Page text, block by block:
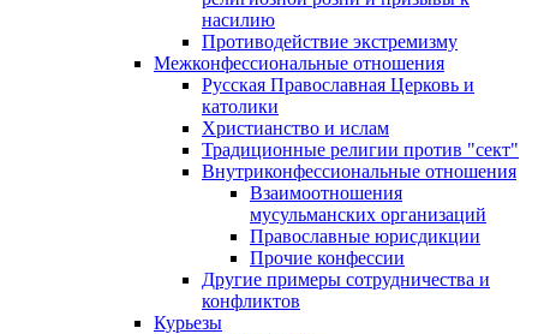
насилию
Противодействие экстремизму
Межконфессиональные отношения
Русская Православная Церковь и
католики
Христианство и ислам
Традиционные религии против "сект"
Внутриконфессиональные отношения
Взаимоотношения
мусульманских организаций
Православные юрисдикции
Прочие конфессии
Другие примеры сотрудничества и
конфликтов
Курьезы